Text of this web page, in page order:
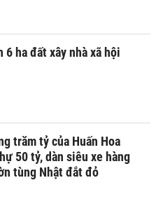
6 ha đất xây nhà xã hội
trăm tỷ của Huấn Hoa
50 tỷ, dàn siêu xe hàng
tùng Nhật đắt đỏ